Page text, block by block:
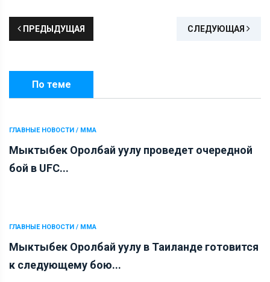
ПРЕДЫДУЩАЯ СЛЕДУЮЩАЯ
По теме
ГЛАВНЫЕ НОВОСТИ / ММА
Мыктыбек Оролбай уулу проведет очередной
бой в UFC...
ГЛАВНЫЕ НОВОСТИ / ММА
Мыктыбек Оролбай уулу в Таиланде готовится
к следующему бою...